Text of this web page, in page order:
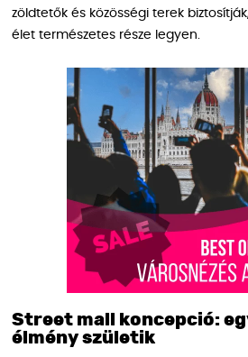
zöldtetők és közösségi terek
élet természetes része legyen.
Street mall koncepció:
élmény születik